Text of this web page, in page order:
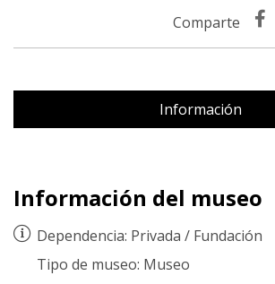
Información
Información del museo
Dependencia: Privada / Fundación
Tipo de museo: Museo